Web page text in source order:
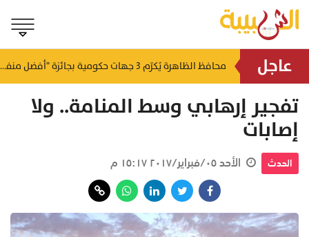
عاجل
منذ ١٦ ساعة منذ ١٦ ساعة محافظ الظاهرة يُكرّم 3 جهات حكومية بجائزة "أفضل منفذ تقديم خدمة" لعام 2025
تفجير إرهابي وسط المنامة.. ولا
إصابات
الحدث الأحد ٠٥/فبراير/٢٠١٧ ١٥:١٧ م